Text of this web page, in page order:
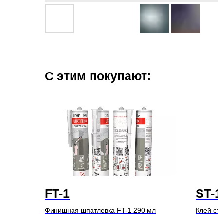
С этим покупают:
FT-1
Финишная шпатлевка FT-1 290 мл
ST-
Клей